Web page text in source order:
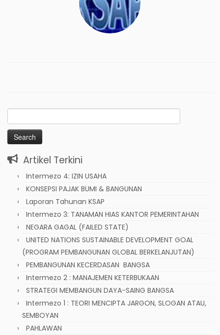
Search
for:
Artikel Terkini
Intermezo 4: IZIN USAHA
KONSEPSI PAJAK BUMI & BANGUNAN
Laporan Tahunan KSAP
Intermezo 3: TANAMAN HIAS KANTOR PEMERINTAHAN
NEGARA GAGAL (FAILED STATE)
UNITED NATIONS SUSTAINABLE DEVELOPMENT GOAL
(PROGRAM PEMBANGUNAN GLOBAL BERKELANJUTAN)
PEMBANGUNAN KECERDASAN BANGSA
Intermezo 2 : MANAJEMEN KETERBUKAAN
STRATEGI MEMBANGUN DAYA-SAING BANGSA
Intermezo 1 : TEORI MENCIPTA JARGON, SLOGAN ATAU,
SEMBOYAN
PAHLAWAN